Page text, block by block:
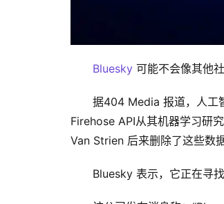
Bluesky 可能不会像其他
据404 Media 报道，人工
Firehose API从其机器学习研
Van Strien 后来删除了这些数
Bluesky 表示，它正在寻